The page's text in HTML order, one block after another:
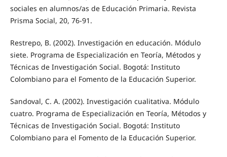
sociales en alumnos/as de Educación Primaria. Revista
Prisma Social, 20, 76-91.
Restrepo, B. (2002). Investigación en educación. Módulo
siete. Programa de Especialización en Teoría, Métodos y
Técnicas de Investigación Social. Bogotá: Instituto
Colombiano para el Fomento de la Educación Superior.
Sandoval, C. A. (2002). Investigación cualitativa. Módulo
cuatro. Programa de Especialización en Teoría, Métodos y
Técnicas de Investigación Social. Bogotá: Instituto
Colombiano para el Fomento de la Educación Superior.